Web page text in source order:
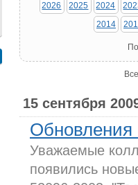
2026 2025 2024
2014
15 сентября
Обновления
Уважаемые
появились